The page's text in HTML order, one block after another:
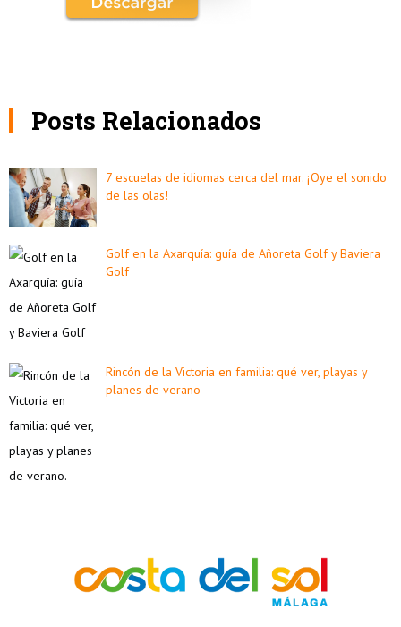
Posts Relacionados
7 escuelas de idiomas cerca del mar. ¡Oye el sonido
de las olas!
Golf en la Axarquía: guía de Añoreta Golf y Baviera
Golf
Rincón de la Victoria en familia: qué ver, playas y
planes de verano